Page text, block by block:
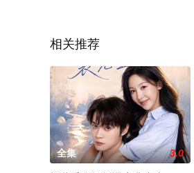
相关推荐
全集 3.0